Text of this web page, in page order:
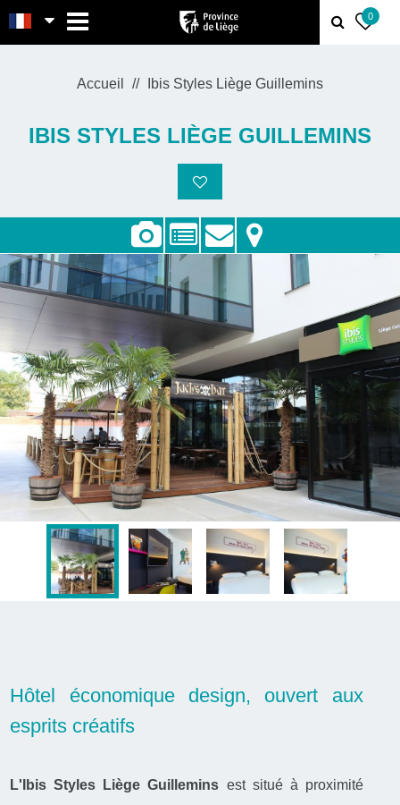
0
Accueil Ibis Styles Liège Guillemins
IBIS STYLES LIÈGE GUILLEMINS
Hôtel économique design, ouvert aux
esprits créatifs
L'Ibis Styles Liège Guillemins est situé à proximité